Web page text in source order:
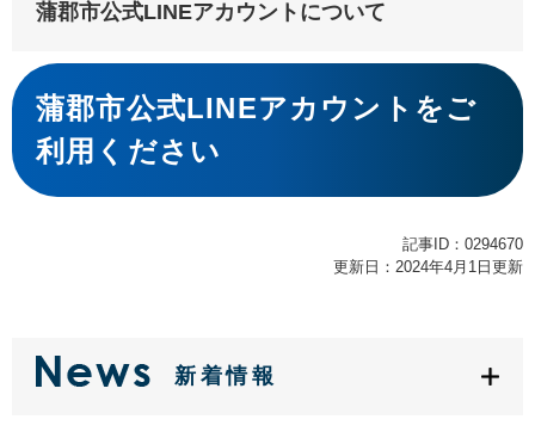
蒲郡市公式LINEアカウントについて
本
文
蒲郡市公式LINEアカウントをご
利用ください
記事ID：0294670
更新日：2024年4月1日更新
新着情報